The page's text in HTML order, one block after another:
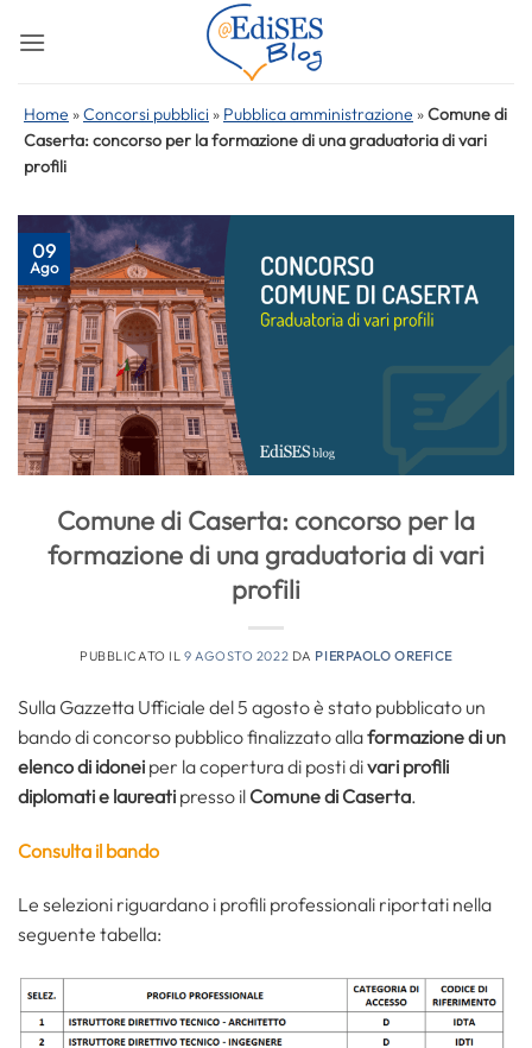
Home »Concorsi pubblici » Pubblica amministrazione »Comune di
Caserta: concorso per la formazione di una graduatoria di vari
profili
09
Ago
Comune di Caserta: concorso per la
formazione di una graduatoria di vari
profili
PUBBLICATO IL 9 AGOSTO 2022 DA PIERPAOLO OREFICE
Sulla Gazzetta Ufficiale del 5 agosto è stato pubblicato un
bando di concorso pubblico finalizzato allaformazione di un
elenco di idonei per la copertura di posti divari profili
diplomati e laureati presso il Comune di Caserta.
Consulta il bando
Le selezioni riguardano i profili professionali riportati nella
seguente tabella: